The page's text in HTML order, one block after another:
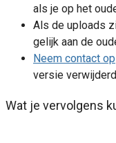
als je op het
Als de uploads
gelijk aan de
Neem contact op
versie
Wat je vervolgens